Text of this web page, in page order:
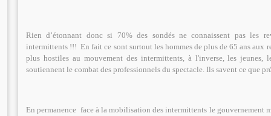
Rien d’étonnant donc si 70% des sondés ne connaissent pas les
intermittents !!! En fait ce sont surtout les hommes de plus de 65 ans aux
plus hostiles au mouvement des intermittents, à l'inverse, les jeunes,
soutiennent le combat des professionnels du spectacle. Ils savent ce que
En permanence face à la mobilisation des intermittents le gouvernement